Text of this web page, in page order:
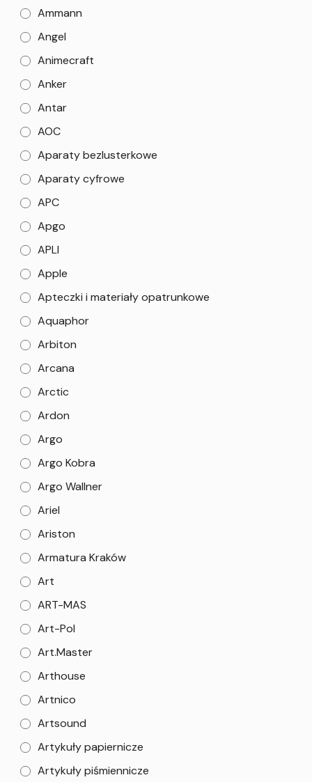
Ammann
Angel
Animecraft
Anker
Antar
AOC
Aparaty bezlusterkowe
Aparaty cyfrowe
APC
Apgo
APLI
Apple
Apteczki i materiały opatrunkowe
Aquaphor
Arbiton
Arcana
Arctic
Ardon
Argo
Argo Kobra
Argo Wallner
Ariel
Ariston
Armatura Kraków
Art
ART-MAS
Art-Pol
Art.Master
Arthouse
Artnico
Artsound
Artykuły papiernicze
Artykuły piśmiennicze